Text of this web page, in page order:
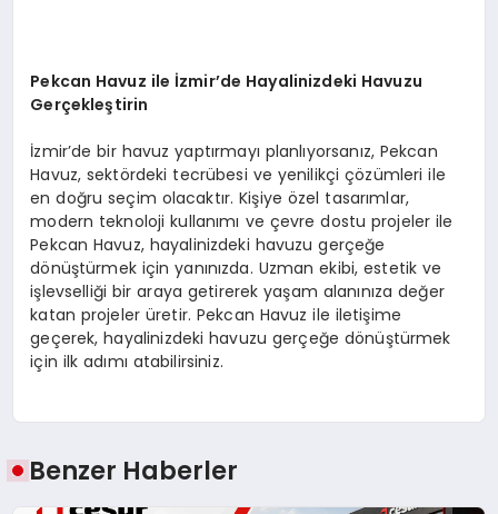
Pekcan Havuz ile İzmir’de Hayalinizdeki Havuzu
Gerçekleştirin
İzmir’de bir havuz yaptırmayı planlıyorsanız, Pekcan
Havuz, sektördeki tecrübesi ve yenilikçi çözümleri ile
en doğru seçim olacaktır. Kişiye özel tasarımlar,
modern teknoloji kullanımı ve çevre dostu projeler ile
Pekcan Havuz, hayalinizdeki havuzu gerçeğe
dönüştürmek için yanınızda. Uzman ekibi, estetik ve
işlevselliği bir araya getirerek yaşam alanınıza değer
katan projeler üretir. Pekcan Havuz ile iletişime
geçerek, hayalinizdeki havuzu gerçeğe dönüştürmek
için ilk adımı atabilirsiniz.
Benzer Haberler